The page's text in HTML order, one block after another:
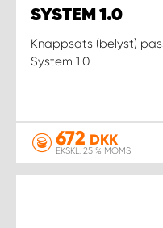
SYSTEM 1.0
Knappsats (belyst)
System 1.0
672 DKK
EKSKL. 25 % MOMS